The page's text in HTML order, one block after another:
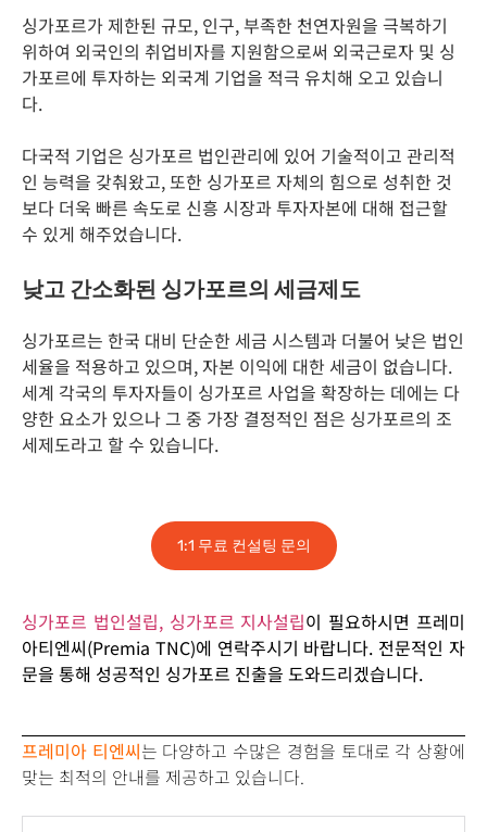
싱가포르가 제한된 규모, 인구, 부족한 천연자원을 극복하기
위하여 외국인의 취업비자를 지원함으로써 외국근로자 및 싱
가포르에 투자하는 외국계 기업을 적극 유치해 오고 있습니
다.
다국적 기업은 싱가포르 법인관리에 있어 기술적이고 관리적
인 능력을 갖춰왔고, 또한 싱가포르 자체의 힘으로 성취한 것
보다 더욱 빠른 속도로 신흥 시장과 투자자본에 대해 접근할
수 있게 해주었습니다.
낮고 간소화된 싱가포르의 세금제도
싱가포르는 한국 대비 단순한 세금 시스템과 더불어 낮은 법인
세율을 적용하고 있으며, 자본 이익에 대한 세금이 없습니다.
세계 각국의 투자자들이 싱가포르 사업을 확장하는 데에는 다
양한 요소가 있으나 그 중 가장 결정적인 점은 싱가포르의 조
세제도라고 할 수 있습니다.
1:1 무료 컨설팅 문의
싱가포르 법인설립, 싱가포르 지사설립이 필요하시면 프레미
아티엔씨(Premia TNC)에 연락주시기 바랍니다. 전문적인 자
문을 통해 성공적인 싱가포르 진출을 도와드리겠습니다.
프레미아 티엔씨는 다양하고 수많은 경험을 토대로 각 상황에
맞는 최적의 안내를 제공하고 있습니다.